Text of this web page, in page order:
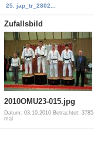
25. jap_tr_2802...
Zufallsbild
2010OMU23-015.jpg
Datum: 03.10.2010 Betrachtet: 3785
mal